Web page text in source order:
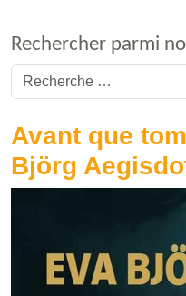
Rechercher parmi
Valider
Avant que
Björg